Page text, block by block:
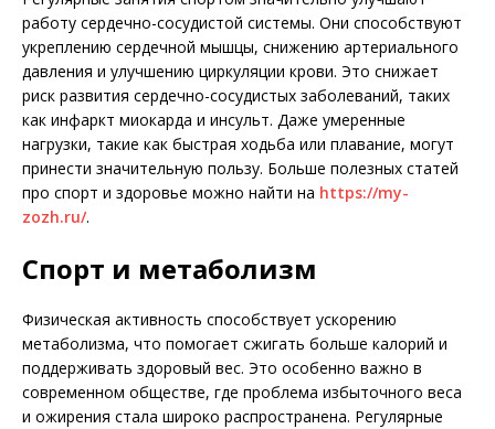
работу сердечно-сосудистой системы. Они способствуют
укреплению сердечной мышцы, снижению артериального
давления и улучшению циркуляции крови. Это снижает
риск развития сердечно-сосудистых заболеваний, таких
как инфаркт миокарда и инсульт. Даже умеренные
нагрузки, такие как быстрая ходьба или плавание, могут
принести значительную пользу. Больше полезных статей
про спорт и здоровье можно найти на https://my-
zozh.ru/.
Спорт и метаболизм
Физическая активность способствует ускорению
метаболизма, что помогает сжигать больше калорий и
поддерживать здоровый вес. Это особенно важно в
современном обществе, где проблема избыточного веса
и ожирения стала широко распространена. Регулярные